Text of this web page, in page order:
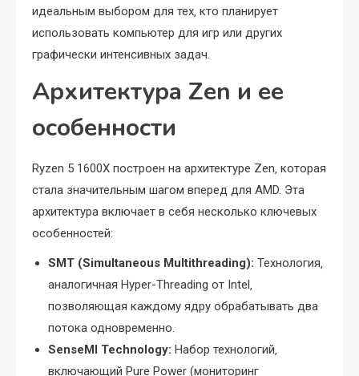
идеальным выбором для тех‚ кто планирует
использовать компьютер для игр или других
графически интенсивных задач.
Архитектура Zen и ее
особенности
Ryzen 5 1600X построен на архитектуре Zen‚ которая
стала значительным шагом вперед для AMD. Эта
архитектура включает в себя несколько ключевых
особенностей:
SMT (Simultaneous Multithreading): Технология‚
аналогичная Hyper-Threading от Intel‚
позволяющая каждому ядру обрабатывать два
потока одновременно.
SenseMI Technology: Набор технологий‚
включающий Pure Power (мониторинг